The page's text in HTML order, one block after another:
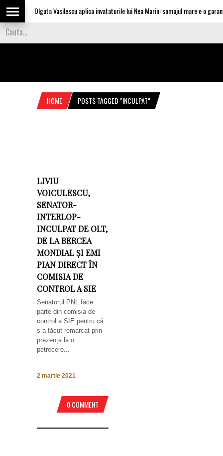
Olguta Vasilescu aplica invataturile lui Nea Marin: somajul mare e o
HOME POSTS TAGGED "INCULPAT"
LIVIU
VOICULESCU,
SENATOR-
INTERLOP-
INCULPAT DE OLT,
DE LA BERCEA
MONDIAL ȘI EMI
PIAN DIRECT ÎN
COMISIA DE
CONTROL A SIE
Senatorul PNL face
parte din comisia de
control a SIE pentru că
s-a făcut remarcat prin
prezența la o
petrecere...
2 martie 2021
0 COMMENT